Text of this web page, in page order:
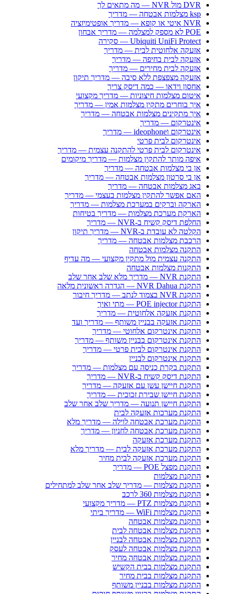
DVR מול NVR — מה מתאים לך
ksp מצלמות אבטחה — מדריך
NVR איטי או קופא — מדריך אופטימיזציה
POE לא מספק למצלמה — מדריך אבחון
Ubiquiti UniFi Protect — סקירה
אזעקה אלחוטית לבית — מדריך
אזעקה לבית בחיפה — מדריך
אזעקה לבית מחירים — מדריך
אזעקה מצפצפת ללא סיבה — מדריך תיקון
אחסון וידאו — כמה דיסק צריך
איטום מצלמות חיצוניות — מדריך מקצועי
איך בוחרים מתקין מצלמות אמין — מדריך
איך מתקינים מצלמות אבטחה — מדריך
אינטרקום — מדריך
אינטרקום וideophone — מדריך
אינטרקום לבית פרטי
אינטרקום לבית פרטי להתקנה עצמית — מדריך
איפה מותר להתקין מצלמות — מדריך מיקומים
אן בי מצלמות אבטחה — מדריך
אן בי סרטון מצלמות אבטחה — מדריך
באג מצלמות אבטחה — מדריך
האם אפשר להתקין מצלמות בעצמי — מדריך
הארקה וברקים במערכת מצלמות — מדריך
הארקת מערכת מצלמות — מדריך בטיחות
החלפת דיסק קשיח ב-NVR — מדריך
הקלטה לא עובדת ב-NVR — מדריך תיקון
הרכבת מצלמות אבטחה — מדריך
התקנה מצלמות אבטחה
התקנה עצמית מול מתקין מקצועי — מה עדיף
התקנות מצלמות אבטחה
התקנת NVR — מדריך מלא שלב אחר שלב
התקנת NVR Dahua — הגדרה ראשונית מלאה
התקנת NVR בצמוד לנתב — מדריך חיבור
התקנת POE injector — מתי ואיך
התקנת אזעקה אלחוטית — מדריך
התקנת אזעקה בבניין משותף — מדריך ועד
התקנת אינטרקום אלחוטי — מדריך
התקנת אינטרקום בבניין משותף — מדריך
התקנת אינטרקום לבית פרטי — מדריך
התקנת אינטרקום לבניין
התקנת בקרת כניסה עם מצלמות — מדריך
התקנת דיסק קשיח ב-NVR — מדריך
התקנת חיישן עשן עם אזעקה — מדריך
התקנת חיישן שבירת זכוכית — מדריך
התקנת חיישן תנועה — מדריך שלב אחר שלב
התקנת מערכות אזעקה לבית
התקנת מערכת אבטחה לוילה — מדריך מלא
התקנת מערכת אבטחה לחניון — מדריך
התקנת מערכת אזעקה
התקנת מערכת אזעקה לבית — מדריך מלא
התקנת מערכת אזעקה לבית מחיר
התקנת מפצל POE — מדריך
התקנת מצלמות
התקנת מצלמות — מדריך שלב אחר שלב למתחילים
התקנת מצלמות 360 לרכב
התקנת מצלמות PTZ — מדריך מקצועי
התקנת מצלמות WiFi — מדריך ביתי
התקנת מצלמות אבטחה
התקנת מצלמות אבטחה לבית
התקנת מצלמות אבטחה לבניין
התקנת מצלמות אבטחה לעסק
התקנת מצלמות אבטחה מחיר
התקנת מצלמות בבית הקשיש
התקנת מצלמות בבית מחיר
התקנת מצלמות בבניין משותף